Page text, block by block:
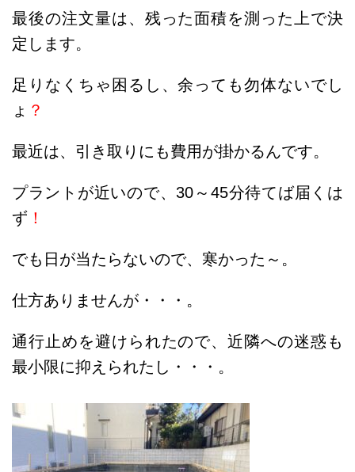
最後の注文量は、残った面積を測った上で決
定します。
足りなくちゃ困るし、余っても勿体ないでし
ょ ？
最近は、引き取りにも費用が掛かるんです。
プラントが近いので、30～45分待てば届くは
ず ！
でも日が当たらないので、寒かった～。
仕方ありませんが・・・。
通行止めを避けられたので、近隣への迷惑も
最小限に抑えられたし・・・。